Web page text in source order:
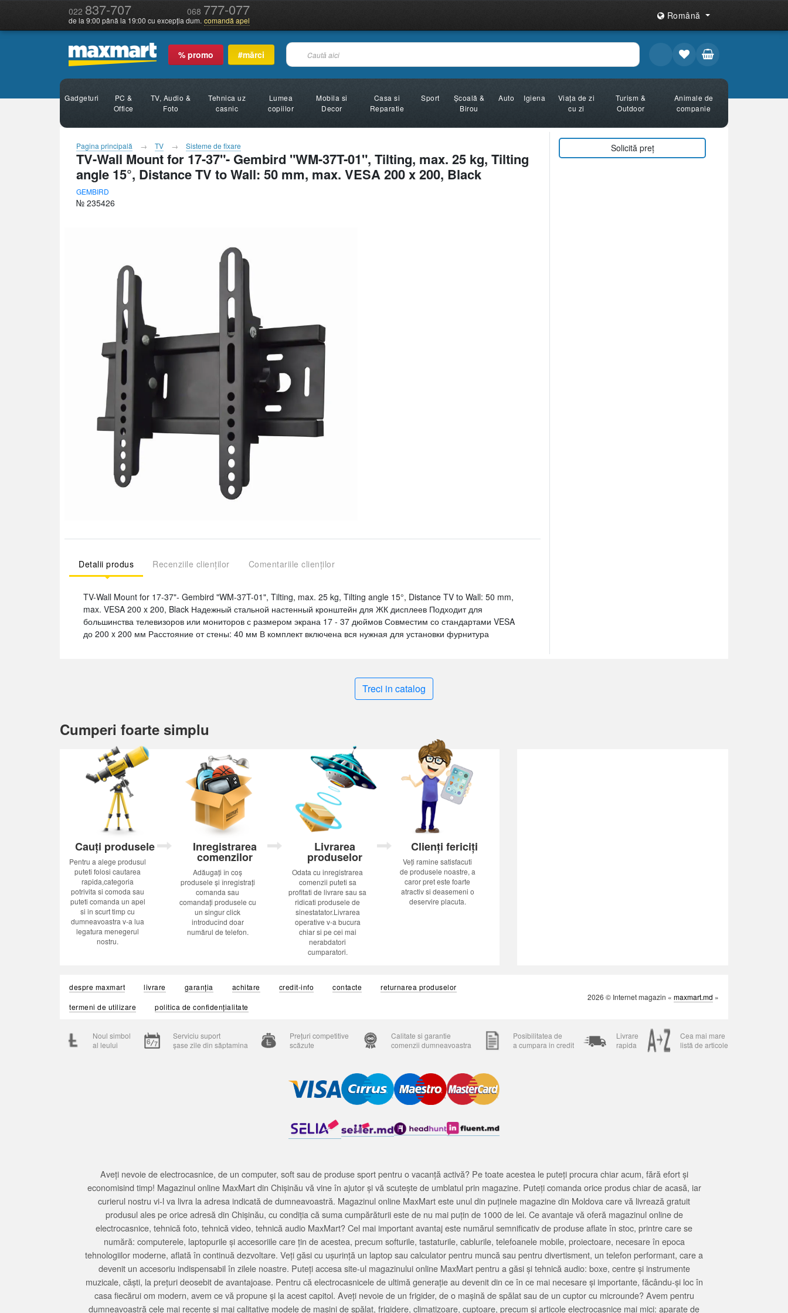
022 837-707 068 777-077
de la 9:00 până la 19:00 cu excepția dum. comandă apel Română
% promo #mărci
Gadgeturi
PC &
Office
TV, Audio &
Foto
Tehnica uz
casnic
Lumea
copiilor
Mobila si
Decor
Casa si
Reparatie
Sport
Şcoală &
Birou
Auto Igiena
Viața de zi
cu zi
Turism &
Outdoor
Animale de
companie
Pagina principală TV Sisteme de fixare
TV-Wall Mount for 17-37"- Gembird "WM-37T-01", Tilting, max. 25 kg, Tilting
angle 15°, Distance TV to Wall: 50 mm, max. VESA 200 x 200, Black
GEMBIRD
№ 235426
Detalii produs Recenziile clienților Comentariile clienților
TV-Wall Mount for 17-37"- Gembird "WM-37T-01", Tilting, max. 25 kg, Tilting angle 15°, Distance TV to Wall: 50 mm,
max. VESA 200 x 200, Black Надежный стальной настенный кронштейн для ЖК дисплеев Подходит для
большинства телевизоров или мониторов с размером экрана 17 - 37 дюймов Совместим со стандартами VESA
до 200 x 200 мм Расстояние от стены: 40 мм В комплект включена вся нужная для установки фурнитура
Solicită preț
Treci in catalog
Cumperi foarte simplu
Cauți produsele
Pentru a alege produsul
puteti folosi cautarea
rapida,categoria
potrivita si comoda sau
puteti comanda un apel
si in scurt timp cu
dumneavoastra v-a lua
legatura menegerul
nostru.
Inregistrarea
comenzilor
Adăugați în coș
produsele și înregistrați
comanda sau
comandați produsele cu
un singur click
introducînd doar
numărul de telefon.
Livrarea
produselor
Odata cu inregistrarea
comenzii puteti sa
profitati de livrare sau sa
ridicati produsele de
sinestatator.Livrarea
operative v-a bucura
chiar si pe cei mai
nerabdatori
cumparatori.
Clienți fericiți
Veți ramine satisfacuti
de produsele noastre, a
caror pret este foarte
atractiv si deasemeni o
deservire placuta.
despre maxmart livrare garanția achitare credit-info contacte
returnarea produselor
termeni de utilizare
politica de confidențialitate
2026 © Internet magazin « maxmart.md »
Noul simbol
al leului
Serviciu suport
șase zile din săptamina
Prețuri competitive
scăzute
Calitate si garantie
comenzii dumneavoastra
Posibilitatea de
a cumpara in credit
Livrare
rapida
Cea mai mare
listă de articole
Aveți nevoie de electrocasnice, de un computer, soft sau de produse sport pentru o vacanță activă? Pe toate acestea le puteți procura chiar acum, fără efort și
economisind timp! Magazinul online MaxMart din Chișinău vă vine în ajutor și vă scutește de umblatul prin magazine. Puteți comanda orice produs chiar de acasă, iar
curierul nostru vi-l va livra la adresa indicată de dumneavoastră. Magazinul online MaxMart este unul din puținele magazine din Moldova care vă livrează gratuit
produsul ales pe orice adresă din Chișinău, cu condiția că suma cumpărăturii este de nu mai puțin de 1000 de lei. Ce avantaje vă oferă magazinul online de
electrocasnice, tehnică foto, tehnică video, tehnică audio MaxMart? Cel mai important avantaj este numărul semnificativ de produse aflate în stoc, printre care se
numără: computerele, laptopurile și accesoriile care țin de acestea, precum softurile, tastaturile, cablurile, telefoanele mobile, proiectoare, necesare în epoca
tehnologiilor moderne, aflată în continuă dezvoltare. Veți găsi cu ușurință un laptop sau calculator pentru muncă sau pentru divertisment, un telefon performant, care a
devenit un accesoriu indispensabil în zilele noastre. Puteți accesa site-ul magazinului online MaxMart pentru a găsi și tehnică audio: boxe, centre și instrumente
muzicale, căști, la prețuri deosebit de avantajoase. Pentru că electrocasnicele de ultimă generație au devenit din ce în ce mai necesare și importante, făcându-și loc în
casa fiecărui om modern, avem ce vă propune și la acest capitol. Aveți nevoie de un frigider, de o mașină de spălat sau de un cuptor cu microunde? Avem pentru
dumneavoastră cele mai recente și mai calitative modele de mașini de spălat, frigidere, climatizoare, cuptoare, precum și articole electrocasnice mai mici: aparate de